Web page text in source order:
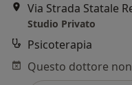
Via Strada Statale
Studio Privato
Psicoterapia